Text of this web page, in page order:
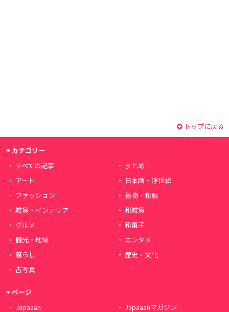
トップに戻る
カテゴリー
すべての記事
まとめ
アート
日本画・浮世絵
ファッション
着物・和服
雑貨・インテリア
和雑貨
グルメ
和菓子
観光・地域
エンタメ
暮らし
歴史・文化
古写真
ページ
Japaaan
Japaaanマガジン